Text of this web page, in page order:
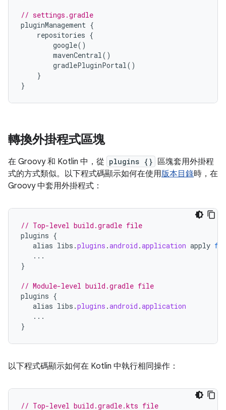
// settings.gradle
pluginManagement {
repositories {
google()
mavenCentral()
gradlePluginPortal()
}
}
轉換外掛程式區塊
在 Groovy 和 Kotlin 中，從 plugins {} 區塊套用外掛程
式的方式類似。以下程式碼顯示如何在使用版本目錄時，在
Groovy 中套用外掛程式：
// Top-level build.gradle file
plugins {
alias libs .plugins .android .application apply
...
}
// Module-level build.gradle file
plugins {
alias libs .plugins .android .application
...
}
以下程式碼顯示如何在 Kotlin 中執行相同操作：
// Top-level build.gradle.kts file